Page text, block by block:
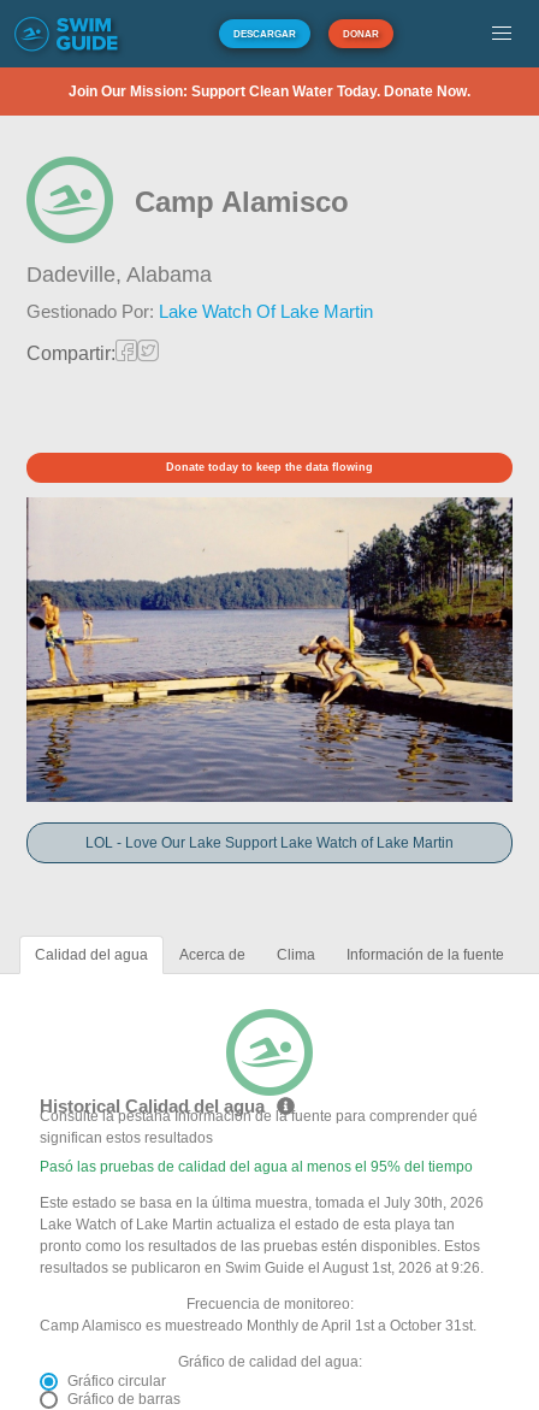
DESCARGAR DONAR
Join Our Mission: Support Clean Water Today. Donate Now.
Camp Alamisco
Dadeville,Alabama
Gestionado Por: Lake Watch Of Lake Martin
Compartir:
Donate today to keep the data flowing
LOL - Love Our Lake Support Lake Watch of Lake Martin
Calidad del agua Acerca de Clima Información de la fuente
Historical Calidad del agua
Consulte la pestaña Información de la fuente para comprender qué
significan estos resultados
Pasó las pruebas de calidad del agua al menos el 95% del tiempo
Este estado se basa en la última muestra, tomada el July 30th, 2026
Lake Watch of Lake Martin actualiza el estado de esta playa tan
pronto como los resultados de las pruebas estén disponibles. Estos
resultados se publicaron en Swim Guide el August 1st, 2026 at 9:26.
Frecuencia de monitoreo:
Camp Alamisco es muestreado Monthly de April 1st a October 31st.
Gráfico de calidad del agua:
Gráfico circular
Gráfico de barras